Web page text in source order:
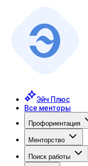
Эйч Плюс
Все менторы
Профориентация
Менторство
Поиск работы